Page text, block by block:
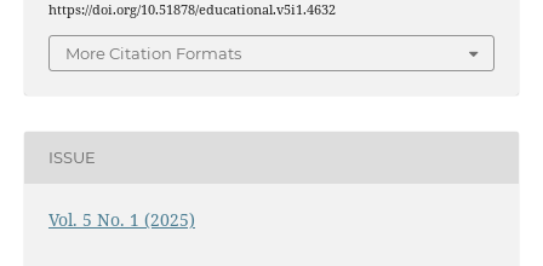
https://doi.org/10.51878/educational.v5i1.4632
More Citation Formats
ISSUE
Vol. 5 No. 1 (2025)